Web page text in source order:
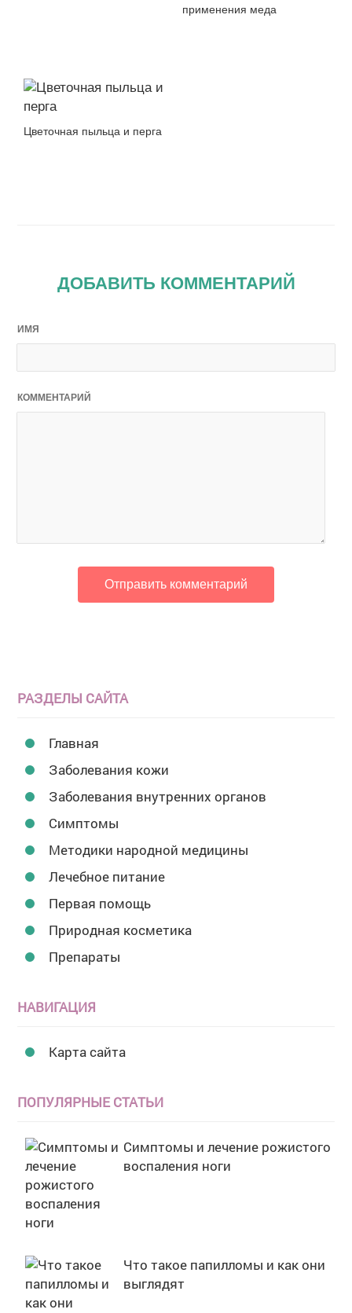
применения меда
Цветочная пыльца и перга
ДОБАВИТЬ КОММЕНТАРИЙ
ИМЯ
КОММЕНТАРИЙ
РАЗДЕЛЫ САЙТА
Главная
Заболевания кожи
Заболевания внутренних органов
Симптомы
Методики народной медицины
Лечебное питание
Первая помощь
Природная косметика
Препараты
НАВИГАЦИЯ
Карта сайта
ПОПУЛЯРНЫЕ СТАТЬИ
Симптомы и лечение рожистого
воспаления ноги
Что такое папилломы и как они
выглядят